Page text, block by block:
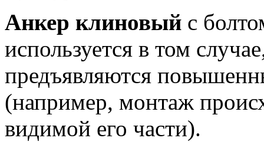
Анкер клиновый с
используется в том
предъявляются
(например, монтаж
видимой его части).